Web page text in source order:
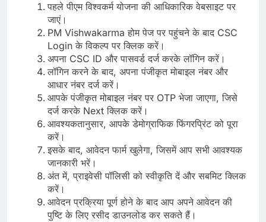
पहले पीएम विश्वकर्म योजना की आधिकारिक वेबसाइट पर
जाएं।
PM Vishwakarma होम पेज पर पहुंचने के बाद CSC
Login के विकल्प पर क्लिक करें।
अपना CSC ID और पासवर्ड दर्ज करके लॉगिन करें।
लॉगिन करने के बाद, अपना पंजीकृत मोबाइल नंबर और
आधार नंबर दर्ज करें।
आपके पंजीकृत मोबाइल नंबर पर OTP भेजा जाएगा, जिसे
दर्ज करके Next क्लिक करें।
आवश्यकतानुसार, आपके डेमोग्राफिक फिंगरप्रिंट को पूरा
करें।
इसके बाद, आवेदन फार्म खुलेगा, जिसमें आप सभी आवश्यक
जानकारी भरें।
अंत में, प्राइवेसी पॉलिसी को स्वीकृति दें और सबमिट क्लिक
करें।
आवेदन प्रक्रिया पूर्ण होने के बाद आप अपने आवेदन की
पुष्टि के लिए रसीद डाउनलोड कर सकते हैं।